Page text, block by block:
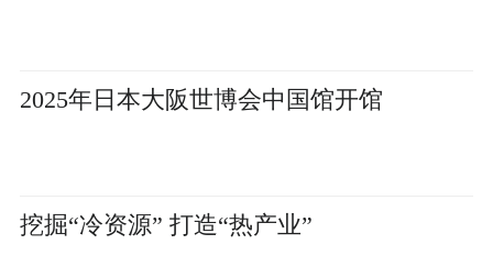
2025年日本大阪世博会中国馆开馆
挖掘“冷资源” 打造“热产业”